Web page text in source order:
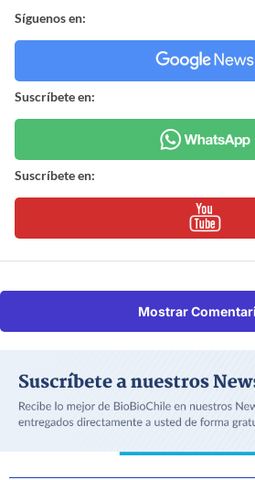
Síguenos en:
Suscríbete en:
Suscríbete en:
Mostrar